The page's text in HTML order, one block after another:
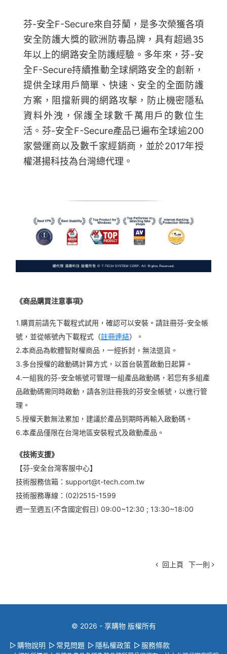
芬-安全F-Secure來自芬蘭，是多次榮獲各項
安全防護大獎的歐洲防毒品牌，具有超過35
年以上的網路安全防護經驗。多年來，芬-安
全F-Secure持續推動全球網路安全的創新，
提供全球用戶簡單、快速、安全的全面防護
方案，阻擋新興的網路攻擊，防止機密隱私
資料外洩，保護全球數千萬用戶的數位生
活。芬-安全F-Secure產品已遍布全球逾200
家營運商以及數千家經銷商，並於2017年授
權湛揚科技為台灣總代理。
《商品購買注意事項》
1.購買前請先下載程式試用，確認可以安裝。請註冊芬-安全帳
號，並從帳號內下載程式（註冊連結）。
2.本商品為軟體智財權商品，一經拆封，無法退貨。
3.多台授權的啟動碼計算方式，以首台裝置啟動日起算。
4.一組我的芬-安全帳號可管理一組產品啟動碼，若您有多組產
品啟動碼需同時啟動，請各別註冊我的芬安全帳號，以進行管
理。
5.授權天數無法累加，建議於產品到期時再輸入啟動碼。
6.本產品僅限在台灣地區安裝程式及啟動產品。
《技術支援》
【芬-安全台灣客服中心】
技術服務信箱：support@t-tech.com.tw
技術服務專線：(02)2515-1599
週一至週五(不含國定假日) 09:00~12:30 ; 13:30~18:00
回上頁 下一則
© 2026 - 享購物 版權所有
購物說明 常見問題 隱私權政策 服務條款